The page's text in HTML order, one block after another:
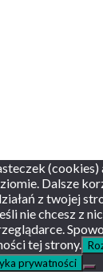
(cookies)
Dalsze
z twojej
nie chcesz z
tej strony.
prywatności